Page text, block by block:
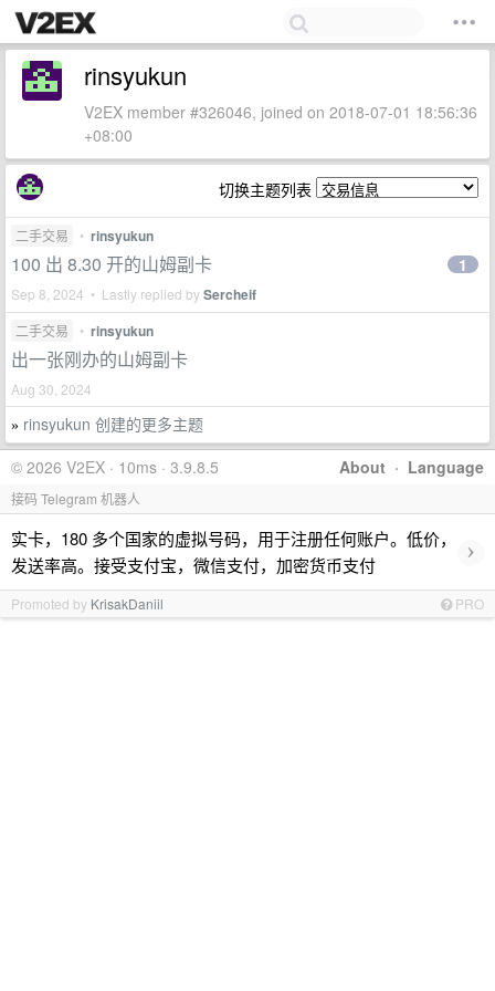
rinsyukun
V2EX member #326046, joined on 2018-07-01 18:56:36
+08:00
切换主题列表
二手交易 • rinsyukun
100 出 8.30 开的山姆副卡
Sep 8, 2024 • Lastly replied bySercheif
1
二手交易 • rinsyukun
出一张刚办的山姆副卡
Aug 30, 2024
» rinsyukun 创建的更多主题
About · Language
© 2026 V2EX · 10ms · 3.9.8.5
接码 Telegram 机器人
实卡，180 多个国家的虚拟号码，用于注册任何账户。低价，
发送率高。接受支付宝，微信支付，加密货币支付
›
Promoted by KrisakDaniil PRO